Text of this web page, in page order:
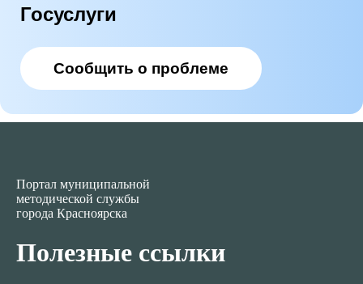
Госуслуги
Сообщить о проблеме
Портал муниципальной
методической службы
города Красноярска
Полезные ссылки